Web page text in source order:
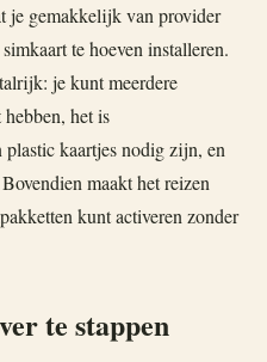
je gemakkelijk van provider
te hoeven installeren.
je kunt meerdere
het is
kaartjes nodig zijn, en
maakt het reizen
kunt activeren zonder
te stappen